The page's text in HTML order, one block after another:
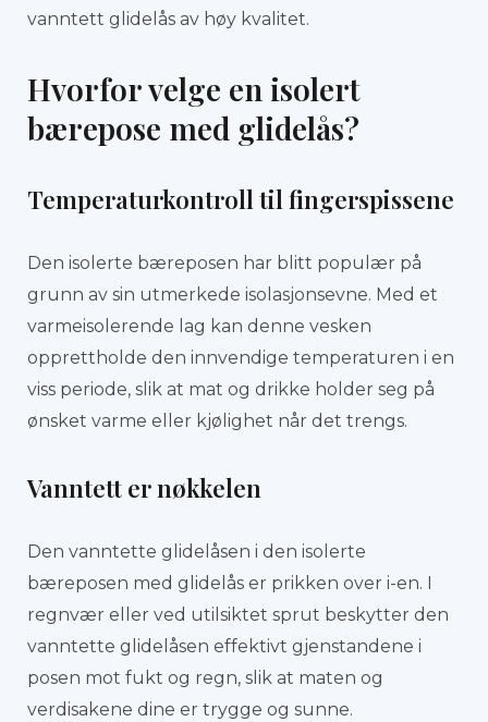
vanntett glidelås av høy kvalitet.
Hvorfor velge en isolert
bærepose med glidelås?
Temperaturkontroll til fingerspissene
Den isolerte bæreposen har blitt populær på
grunn av sin utmerkede isolasjonsevne. Med et
varmeisolerende lag kan denne vesken
opprettholde den innvendige temperaturen i en
viss periode, slik at mat og drikke holder seg på
ønsket varme eller kjølighet når det trengs.
Vanntett er nøkkelen
Den vanntette glidelåsen i den isolerte
bæreposen med glidelås er prikken over i-en. I
regnvær eller ved utilsiktet sprut beskytter den
vanntette glidelåsen effektivt gjenstandene i
posen mot fukt og regn, slik at maten og
verdisakene dine er trygge og sunne.